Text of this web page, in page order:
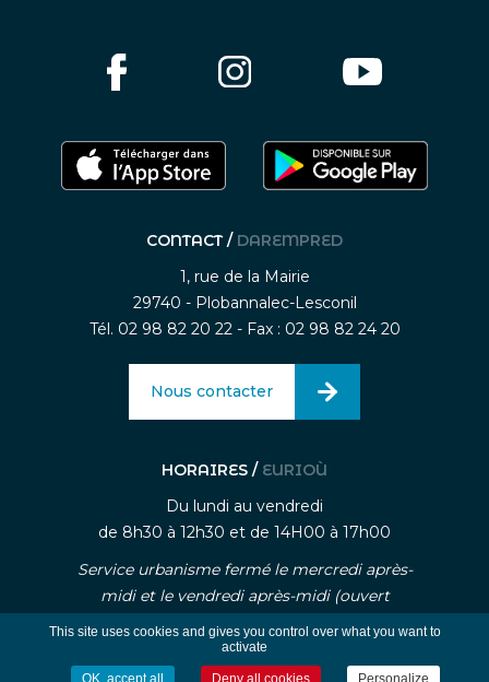
CONTACT / DAREMPRED
1, rue de la Mairie
29740 - Plobannalec-Lesconil
Tél. 02 98 82 20 22 - Fax : 02 98 82 24 20
Nous contacter
HORAIRES / EURIOÙ
Du lundi au vendredi
de 8h30 à 12h30 et de 14H00 à 17h00
Service urbanisme fermé le mercredi après-
midi et le vendredi après-midi (ouvert
This site uses cookies and gives you control over what you want to
activate
OK, accept all Deny all cookies Personalize